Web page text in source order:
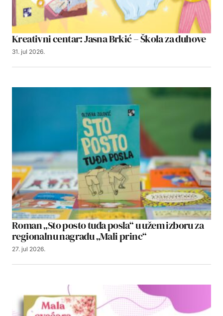
Kreativni centar: Jasna Brkić – Škola za duhove
31. jul 2026.
Roman „Sto posto tuđa posla“ u užem izboru za
regionalnu nagradu „Mali princ“
27. jul 2026.